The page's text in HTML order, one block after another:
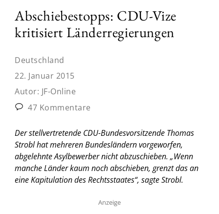
Abschiebestopps: CDU-Vize
kritisiert Länderregierungen
Deutschland
22. Januar 2015
Autor: JF-Online
47 Kommentare
Der stellvertretende CDU-Bundesvorsitzende Thomas
Strobl hat mehreren Bundesländern vorgeworfen,
abgelehnte Asylbewerber nicht abzuschieben. „Wenn
manche Länder kaum noch abschieben, grenzt das an
eine Kapitulation des Rechtsstaates“, sagte Strobl.
Anzeige